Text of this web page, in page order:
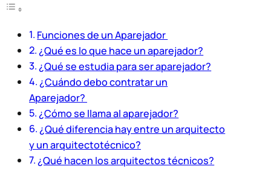
Funciones de un Aparejador
¿Qué es lo que hace un aparejador?
¿Qué se estudia para ser aparejador?
¿Cuándo debo contratar un
Aparejador?
¿Cómo se llama al aparejador?
¿Qué diferencia hay entre un arquitecto
y un arquitectotécnico?
¿Qué hacen los arquitectos técnicos?